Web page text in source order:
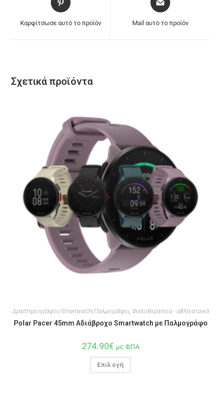
Καρφίτσωσε αυτό το προϊόν Mail αυτό το προϊόν
Σχετικά προϊόντα
Δραστηριογράφοι/Smartwatch/Παλμογράφοι, Φυσιοθεραπεία - αθληιατρικά
Polar Pacer 45mm Αδιάβροχο Smartwatch με Παλμογράφο
274.90€ με ΦΠΑ
Επιλογή